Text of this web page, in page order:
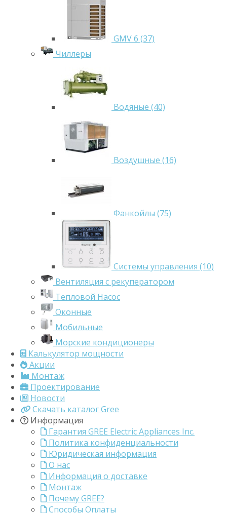
GMV 6 (37)
Чиллеры
Водяные (40)
Воздушные (16)
Фанкойлы (75)
Системы управления (10)
Вентиляция с рекуператором
Тепловой Насос
Оконные
Мобильные
Морские кондиционеры
Калькулятор мощности
Акции
Монтаж
Проектирование
Новости
Скачать каталог Gree
Информация
Гарантия GREE Electric Appliances Inc.
Политика конфиденциальности
Юридическая информация
О нас
Информация о доставке
Монтаж
Почему GREE?
Способы Оплаты